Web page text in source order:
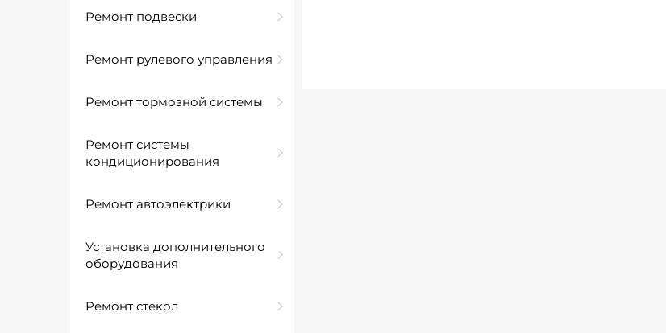
Ремонт подвески
Ремонт рулевого управления
Ремонт тормозной системы
Ремонт системы
кондиционирования
Ремонт автоэлектрики
Установка дополнительного
оборудования
Ремонт стекол